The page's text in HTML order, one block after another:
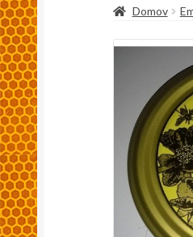
Kaj so spletni
Pakiranje in
Domov